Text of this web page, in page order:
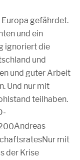
gefährdet.
und ein
ignoriert die
und
und guter Arbeit
Und nur mit
teilhaben.
Andreas
Nur mit
der Krise